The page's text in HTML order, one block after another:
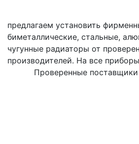
предлагаем установить
биметаллические, стальные,
чугунные радиаторы от
производителей. На все
Проверенные